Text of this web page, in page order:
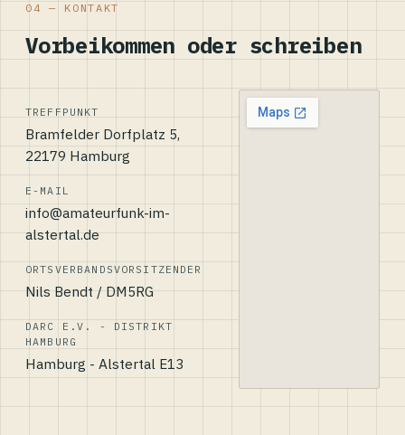
04 — KONTAKT
Vorbeikommen oder schreiben
TREFFPUNKT
Bramfelder Dorfplatz 5,
22179 Hamburg
E-MAIL
info@amateurfunk-im-
alstertal.de
ORTSVERBANDSVORSITZENDER
Nils Bendt / DM5RG
DARC E.V. - DISTRIKT
HAMBURG
Hamburg - Alstertal E13